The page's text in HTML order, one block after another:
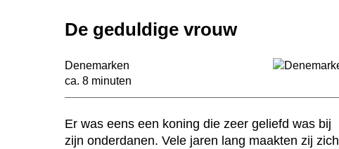
De geduldige vrouw
Denemarken
ca. 8 minuten
Er was eens een koning die zeer geliefd was bij
zijn onderdanen. Vele jaren lang maakten zij zich